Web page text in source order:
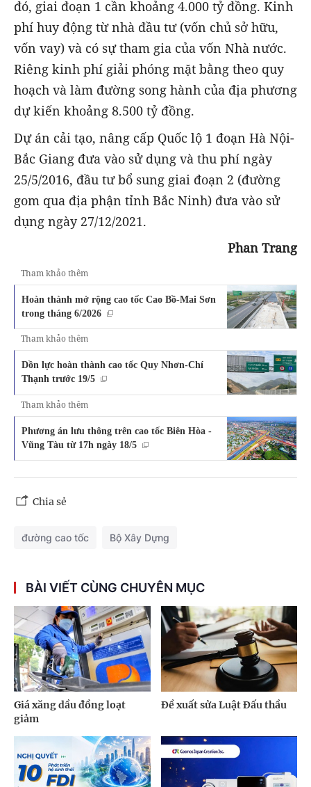
đó, giai đoạn 1 cần khoảng 4.000 tỷ đồng. Kinh
phí huy động từ nhà đầu tư (vốn chủ sở hữu,
vốn vay) và có sự tham gia của vốn Nhà nước.
Riêng kinh phí giải phóng mặt bằng theo quy
hoạch và làm đường song hành của địa phương
dự kiến khoảng 8.500 tỷ đồng.
Dự án cải tạo, nâng cấp Quốc lộ 1 đoạn Hà Nội-
Bắc Giang đưa vào sử dụng và thu phí ngày
25/5/2016, đầu tư bổ sung giai đoạn 2 (đường
gom qua địa phận tỉnh Bắc Ninh) đưa vào sử
dụng ngày 27/12/2021.
Phan Trang
Tham khảo thêm
Hoàn thành mở rộng cao tốc Cao Bồ-Mai Sơn
trong tháng 6/2026
Tham khảo thêm
Dồn lực hoàn thành cao tốc Quy Nhơn-Chí
Thạnh trước 19/5
Tham khảo thêm
Phương án lưu thông trên cao tốc Biên Hòa -
Vũng Tàu từ 17h ngày 18/5
Chia sẻ
đường cao tốc Bộ Xây Dựng
BÀI VIẾT CÙNG CHUYÊN MỤC
Giá xăng dầu đồng loạt
giảm
Đề xuất sửa Luật Đấu thầu